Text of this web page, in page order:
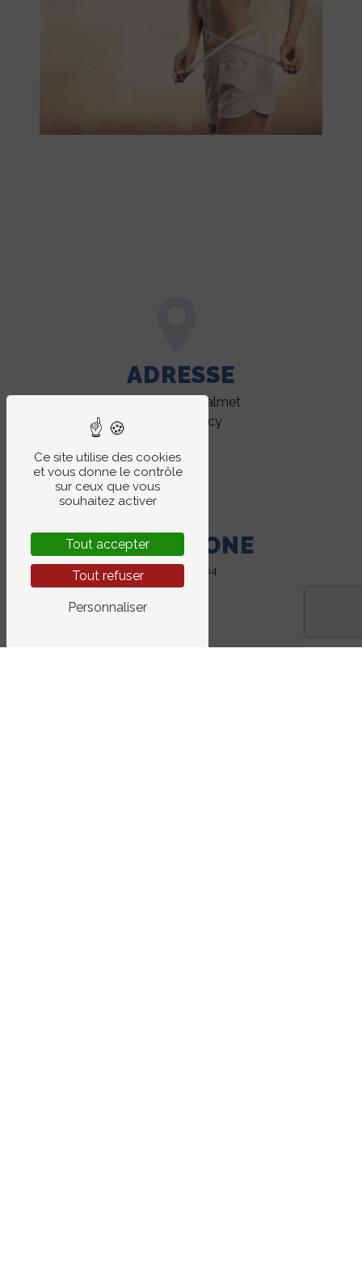
ADRESSE
13 Rue Dom Calmet
54000 Nancy
TÉLÉPHONE
03 83 32 20 04
Ce site utilise des cookies
et vous donne le contrôle
sur ceux que vous
souhaitez activer
Tout accepter
Tout refuser
Personnaliser